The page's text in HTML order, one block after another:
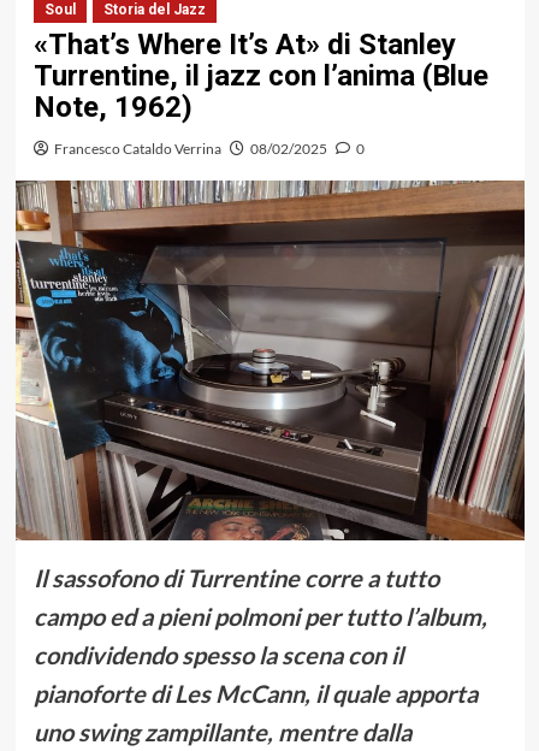
Soul
Storia del Jazz
«That’s Where It’s At» di Stanley
Turrentine, il jazz con l’anima (Blue
Note, 1962)
Francesco Cataldo Verrina 08/02/2025 0
Il sassofono di Turrentine corre a tutto
campo ed a pieni polmoni per tutto l’album,
condividendo spesso la scena con il
pianoforte di Les McCann, il quale apporta
uno swing zampillante, mentre dalla